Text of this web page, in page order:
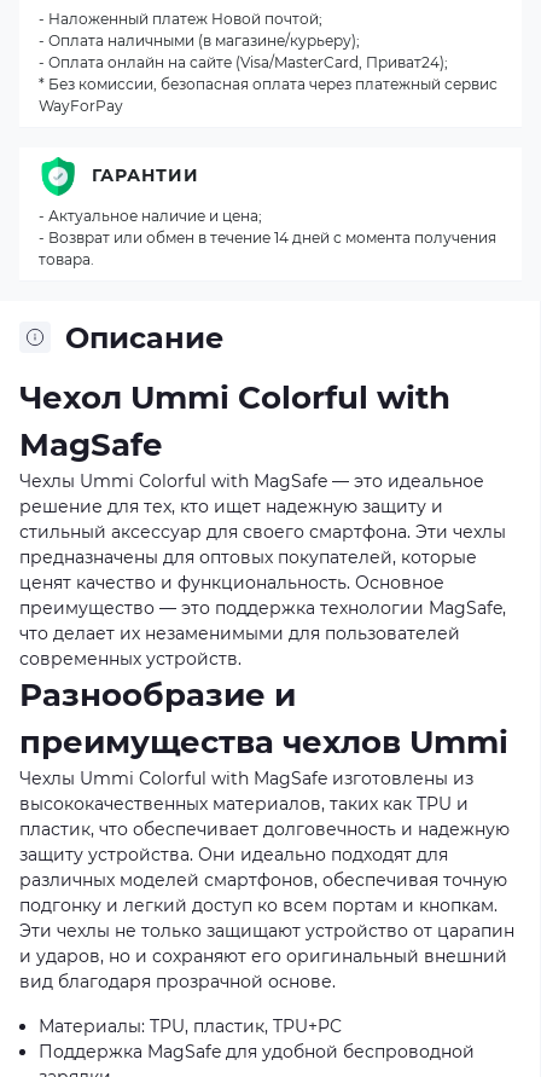
Описание
Чехол Ummi Colorful with
MagSafe
Чехлы Ummi Colorful with MagSafe — это идеальное
решение для тех, кто ищет надежную защиту и
стильный аксессуар для своего смартфона. Эти чехлы
предназначены для оптовых покупателей, которые
ценят качество и функциональность. Основное
преимущество — это поддержка технологии MagSafe,
что делает их незаменимыми для пользователей
современных устройств.
Разнообразие и
преимущества чехлов Ummi
Чехлы Ummi Colorful with MagSafe изготовлены из
высококачественных материалов, таких как TPU и
пластик, что обеспечивает долговечность и надежную
защиту устройства. Они идеально подходят для
различных моделей смартфонов, обеспечивая точную
подгонку и легкий доступ ко всем портам и кнопкам.
Эти чехлы не только защищают устройство от царапин
и ударов, но и сохраняют его оригинальный внешний
вид благодаря прозрачной основе.
Материалы: TPU, пластик, TPU+PC
Поддержка MagSafe для удобной беспроводной
- Наложенный платеж Новой почтой;
- Оплата наличными (в магазине/курьеру);
- Оплата онлайн на сайте (Visa/MasterCard, Приват24);
* Без комиссии, безопасная оплата через платежный сервис
WayForPay
ГАРАНТИИ
- Актуальное наличие и цена;
- Возврат или обмен в течение 14 дней с момента получения
товара.